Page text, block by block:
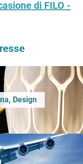
di FILO -
Design